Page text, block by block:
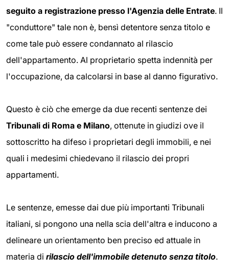
seguito a registrazione presso l'Agenzia delle Entrate. Il
"conduttore" tale non è, bensì detentore senza titolo e
come tale può essere condannato al rilascio
dell'appartamento. Al proprietario spetta indennità per
l'occupazione, da calcolarsi in base al danno figurativo.
Questo è ciò che emerge da due recenti sentenze dei
Tribunali di Roma e Milano, ottenute in giudizi ove il
sottoscritto ha difeso i proprietari degli immobili, e nei
quali i medesimi chiedevano il rilascio dei propri
appartamenti.
Le sentenze, emesse dai due più importanti Tribunali
italiani, si pongono una nella scia dell'altra e inducono a
delineare un orientamento ben preciso ed attuale in
materia di rilascio dell'immobile detenuto senza titolo.